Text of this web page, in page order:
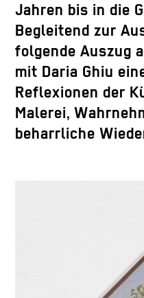
Jahren bis in die
Begleitend zur
folgende Auszug
mit Daria Ghiu
Reflexionen der
Malerei,
beharrliche